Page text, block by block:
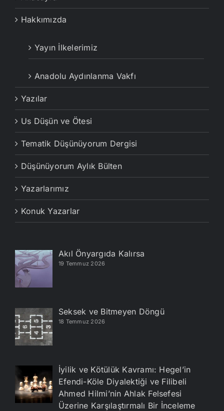
Hakkımızda
Yayın İlkelerimiz
Anadolu Aydınlanma Vakfı
Yazılar
Us Düşün ve Ötesi
Tematik Düşünüyorum Dergisi
Düşünüyorum Aylık Bülten
Yazarlarımız
Konuk Yazarlar
Akıl Önyargıda Kalırsa
19 Temmuz 2026
Seksek ve Bitmeyen Döngü
18 Temmuz 2026
İyilik ve Kötülük Kavramı: Hegel’in
Efendi-Köle Diyalektiği ve Filibeli
Ahmed Hilmi’nin Ahlak Felsefesi
Üzerine Karşılaştırmalı Bir İnceleme